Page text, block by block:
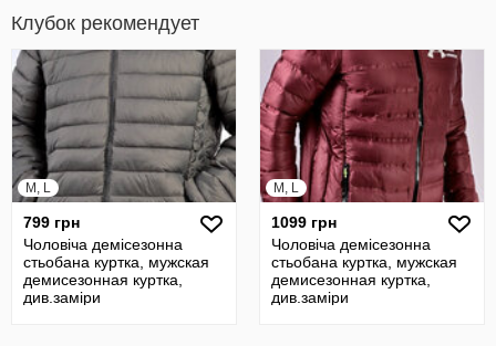
Клубок рекомендует
M, L
799 грн
Чоловіча демісезонна
стьобана куртка, мужская
демисезонная куртка,
див.заміри
M, L
1099 грн
Чоловіча демісезонна
стьобана куртка, мужская
демисезонная куртка,
див.заміри